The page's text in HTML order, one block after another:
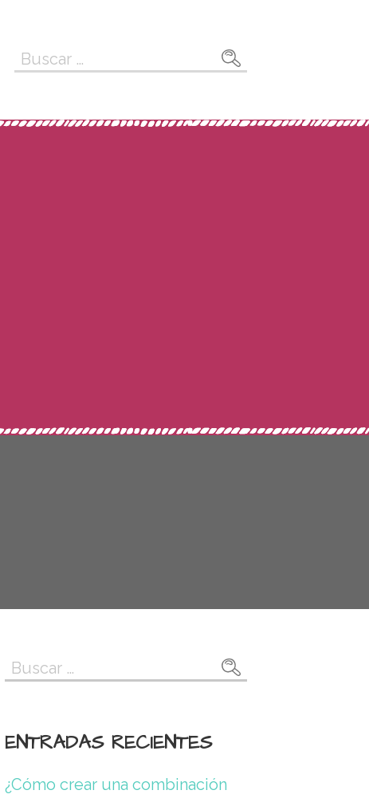
Buscar:
Buscar:
ENTRADAS RECIENTES
¿Cómo crear una combinación